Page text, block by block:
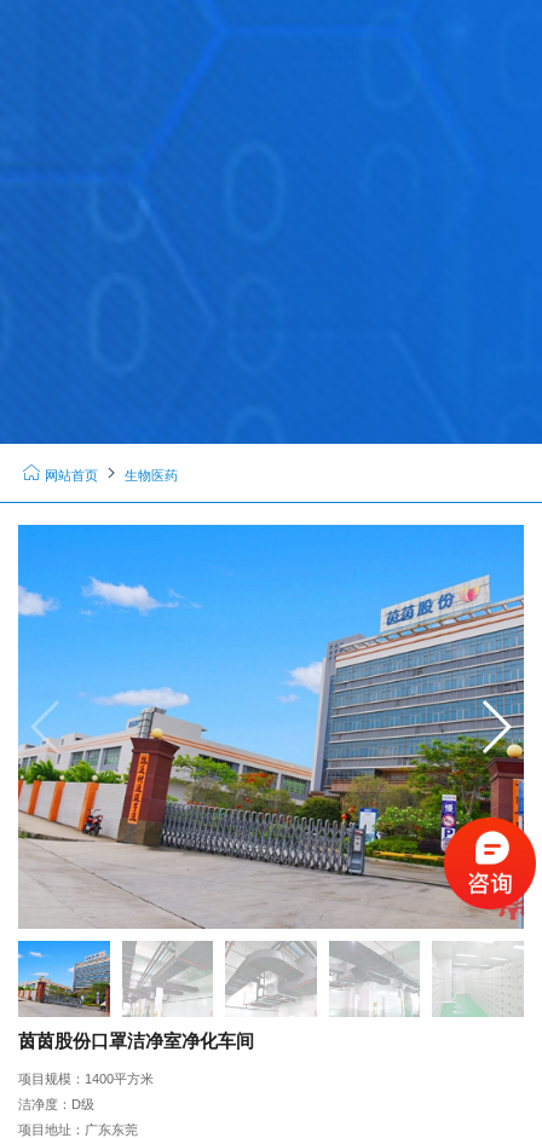
网站首页 生物医药
茵茵股份口罩洁净室净化车间
项目规模：1400平方米
洁净度：D级
项目地址：广东东莞